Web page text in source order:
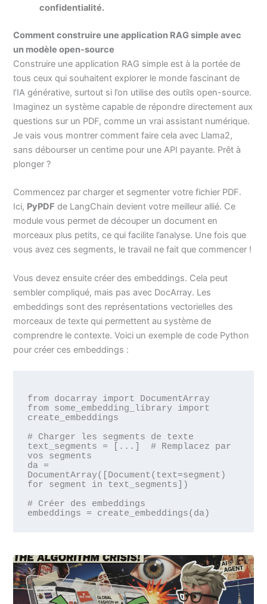
confidentialité.
Comment construire une application RAG simple avec
un modèle open-source
Construire une application RAG simple est à la portée de
tous ceux qui souhaitent explorer le monde fascinant de
l’IA générative, surtout si l’on utilise des outils open-source.
Imaginez un système capable de répondre directement aux
questions sur un PDF, comme un vrai assistant numérique.
Je vais vous montrer comment faire cela avec Llama2,
sans débourser un centime pour une API payante. Prêt à
plonger ?
Commencez par charger et segmenter votre fichier PDF.
Ici, PyPDF de LangChain devient votre meilleur allié. Ce
module vous permet de découper un document en
morceaux plus petits, ce qui facilite l’analyse. Une fois que
vous avez ces segments, le travail ne fait que commencer !
Vous devez ensuite créer des embeddings. Cela peut
sembler compliqué, mais pas avec DocArray. Les
embeddings sont des représentations vectorielles des
morceaux de texte qui permettent au système de
comprendre le contexte. Voici un exemple de code Python
pour créer ces embeddings :
from docarray import DocumentArray
from some_embedding_library import
create_embeddings
# Charger les segments de texte
text_segments = [...]  # Remplacez par
vos segments
da =
DocumentArray([Document(text=segment)
for segment in text_segments])
# Créer des embeddings